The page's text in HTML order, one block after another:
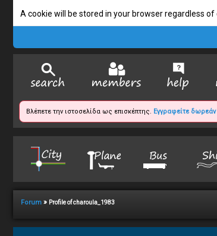
A cookie will be stored in your browser regardless
Βλέπετε την ιστοσελίδα ως επισκέπτης. Εγγραφείτε δωρεάν
Forum » Profile of charoula_1983